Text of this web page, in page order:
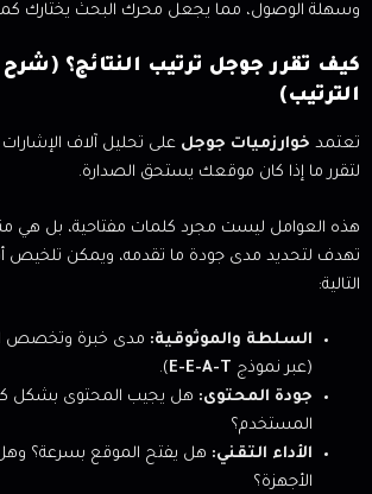
وسهلة الوصول، مما يجعل محرك البحث يختارك
كيف تقرر جوجل ترتيب النتائج؟
الترتيب)
تعتمد خوارزميات جوجل على تحليل آلاف الإشارات
لتقرر ما إذا كان موقعك يستحق الصدارة.
هذه العوامل ليست مجرد كلمات مفتاحية، بل هي
تهدف لتحديد مدى جودة ما تقدمه، ويمكن تلخيص
التالية:
السلطة والموثوقية: مدى خبرة وتخصص
(عبر نموذج E-E-A-T
).
جودة المحتوى: هل يجيب المحتوى بشكل
المستخدم؟
الأداء التقني: هل يفتح الموقع بسرعة؟
الأجهزة؟